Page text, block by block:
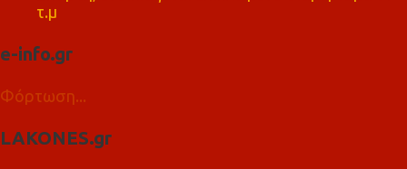
τ.μ
e-info.gr
Φόρτωση...
LAKONES.gr